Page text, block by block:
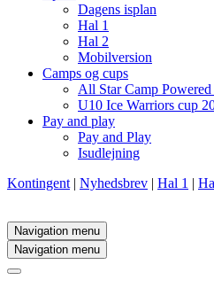
Dagens isplan
Hal 1
Hal 2
Mobilversion
Camps og cups
All Star Camp
U10 Ice Warriors cup
Pay and play
Pay and Play
Isudlejning
Kontingent | Nyhedsbrev | Hal 1 |
Navigation menu
Navigation menu